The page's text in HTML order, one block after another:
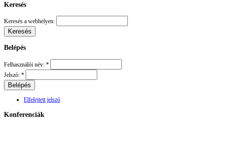
Keresés
Keresés a webhelyen:
Belépés
Felhasználói név: *
Jelszó: *
Elfelejtett jelszó
Konferenciák